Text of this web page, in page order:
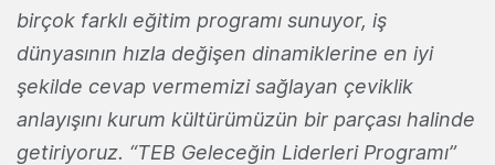
birçok farklı eğitim programı sunuyor, iş
dünyasının hızla değişen dinamiklerine en iyi
şekilde cevap vermemizi sağlayan çeviklik
anlayışını kurum kültürümüzün bir parçası halinde
getiriyoruz. “TEB Geleceğin Liderleri Programı”